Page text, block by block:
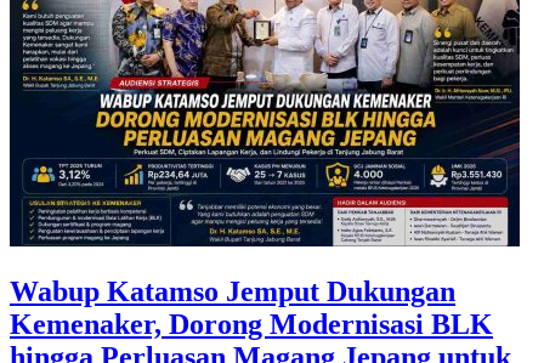
Wabup Katamso Jemput Dukungan
Kemenaker, Dorong Modernisasi BLK
hingga Perluasan Magang Jepang untuk